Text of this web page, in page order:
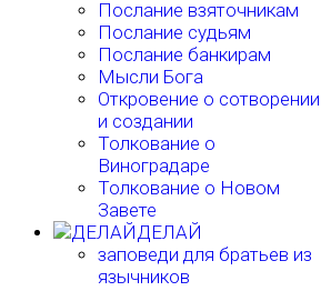
Послание взяточникам
Послание судьям
Послание банкирам
Мысли Бога
Откровение о сотворении
и создании
Толкование о
Виноградаре
Толкование о Новом
Завете
ДЕЛАЙ
заповеди для братьев из
язычников